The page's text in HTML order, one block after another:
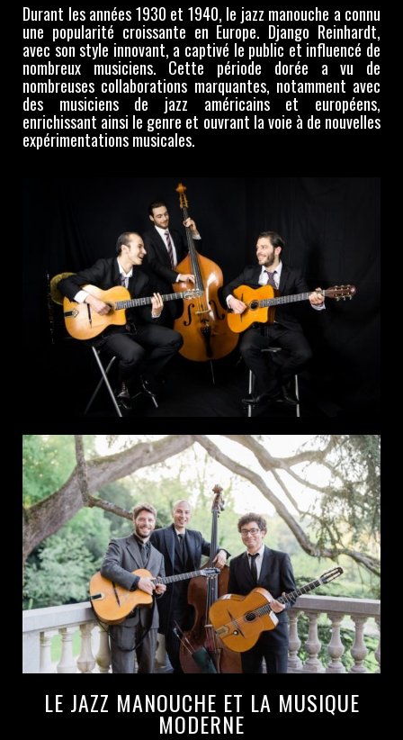
Durant les années 1930 et 1940, le jazz manouche a connu
une popularité croissante en Europe. Django Reinhardt,
avec son style innovant, a captivé le public et influencé de
nombreux musiciens. Cette période dorée a vu de
nombreuses collaborations marquantes, notamment avec
des musiciens de jazz américains et européens,
enrichissant ainsi le genre et ouvrant la voie à de nouvelles
expérimentations musicales.
LE JAZZ MANOUCHE ET LA MUSIQUE
MODERNE